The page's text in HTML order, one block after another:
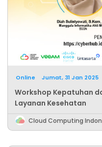
Online Jumat, 31 Jan 2025
Workshop Kepatuhan
Layanan Kesehatan
Cloud Computing